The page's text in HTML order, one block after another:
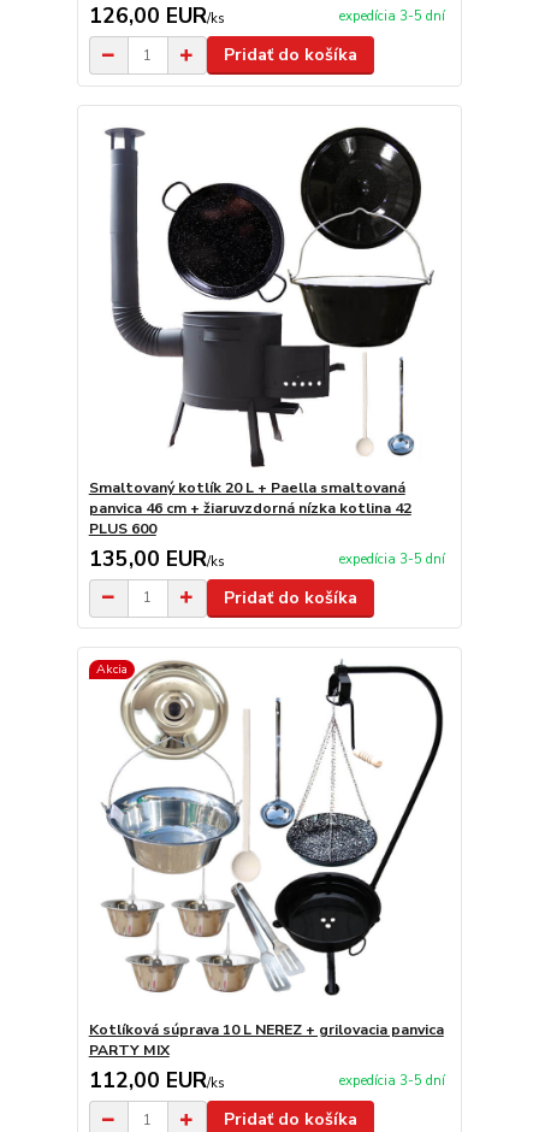
126,00 EUR/ks expedícia 3-5 dní
Pridať do košíka
Smaltovaný kotlík 20 L + Paella smaltovaná
panvica 46 cm + žiaruvzdorná nízka kotlina 42
PLUS 600
135,00 EUR/ks expedícia 3-5 dní
Pridať do košíka
Akcia
Kotlíková súprava 10 L NEREZ + grilovacia panvica
PARTY MIX
112,00 EUR/ks expedícia 3-5 dní
Pridať do košíka